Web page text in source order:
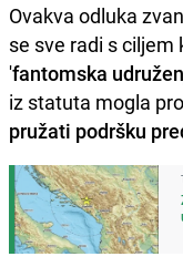
Ovakva odluka
se sve radi s ciljem
'fantomska
iz statuta mogla
pružati podršku